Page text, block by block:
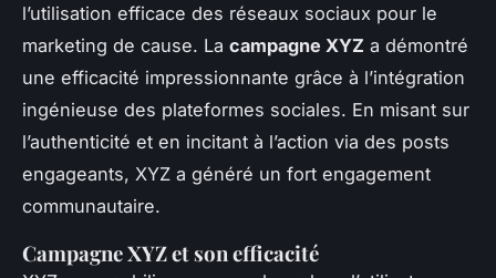
l’utilisation efficace des réseaux sociaux pour le
marketing de cause. La campagne XYZ a démontré
une efficacité impressionnante grâce à l’intégration
ingénieuse des plateformes sociales. En misant sur
l’authenticité et en incitant à l’action via des posts
engageants, XYZ a généré un fort engagement
communautaire.
Campagne XYZ et son efficacité